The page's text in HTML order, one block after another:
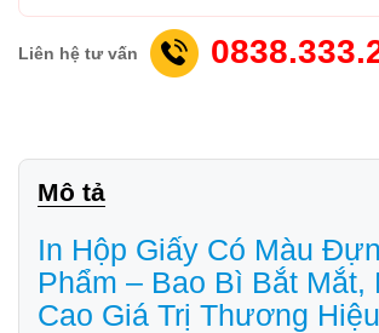
Liên hệ tư vấn
Mô tả
In Hộp Giấy Có Màu
Phẩm – Bao Bì Bắt Mắt,
Cao Giá Trị Thương Hiệu